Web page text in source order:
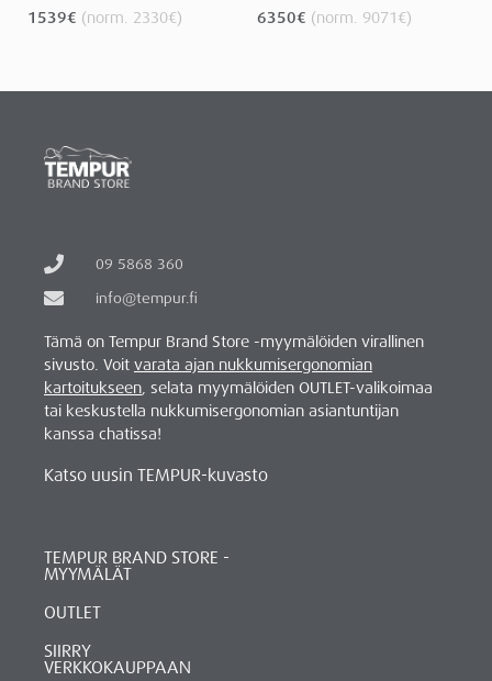
1539€ (norm. 2330€) 6350€ (norm. 9071€)
09 5868 360
info@tempur.fi
Tämä on Tempur Brand Store -myymälöiden virallinen
sivusto. Voit varata ajan nukkumisergonomian
kartoitukseen, selata myymälöiden OUTLET-valikoimaa
tai keskustella nukkumisergonomian asiantuntijan
kanssa chatissa!
Katso uusin TEMPUR-kuvasto
TEMPUR BRAND STORE -
MYYMÄLÄT
OUTLET
SIIRRY
VERKKOKAUPPAAN